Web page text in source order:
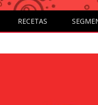
RECETAS